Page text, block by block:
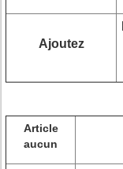
Ajoutez
Article
aucun